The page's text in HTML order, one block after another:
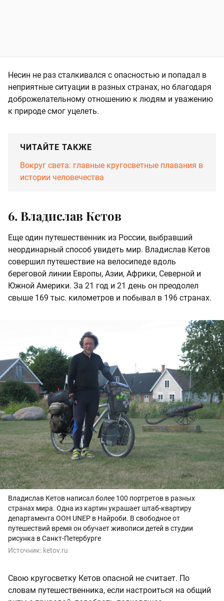
Несин не раз сталкивался с опасностью и попадал в
неприятные ситуации в разных странах, но благодаря
доброжелательному отношению к людям и уважению
к природе смог уцелеть.
ЧИТАЙТЕ ТАКЖЕ
Вокруг света: главные кругосветные плавания в
истории человечества
6. Владислав Кетов
Еще один путешественник из России, выбравший
неординарный способ увидеть мир. Владислав Кетов
совершил путешествие на велосипеде вдоль
береговой линии Европы, Азии, Африки, Северной и
Южной Америки. За 21 год и 21 день он преодолел
свыше 169 тыс. километров и побывал в 196 странах.
Владислав Кетов написал более 100 портретов в разных
странах мира. Одна из картин украшает штаб-квартиру
департамента ООН UNEP в Найроби. В свободное от
путешествий время он обучает живописи детей в студии
рисунка в Санкт-Петербурге
Источник: ketov.ru
Свою кругосветку Кетов опасной не считает. По
словам путешественника, если настроиться на общий